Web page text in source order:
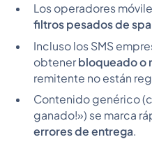
Los operadores
filtros pesados de
Incluso los SMS
obtener bloqueado o
remitente no están
Contenido genérico
ganado!») se marca
errores de entrega.